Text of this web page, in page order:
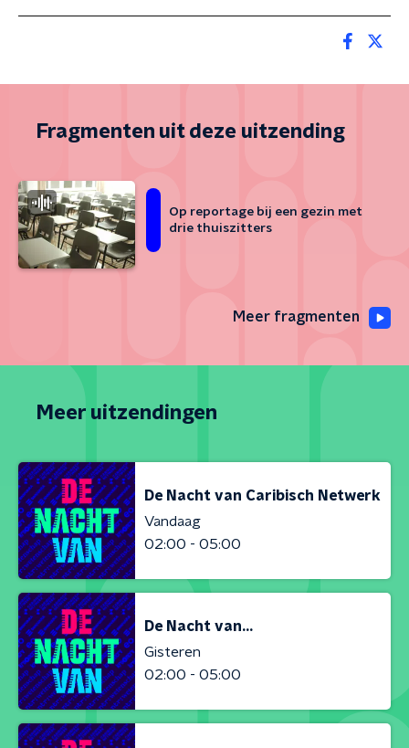
Fragmenten uit deze uitzending
Op reportage bij een gezin met
drie thuiszitters
Meer fragmenten
Meer uitzendingen
De Nacht van Caribisch Netwerk
Vandaag
02:00 - 05:00
De Nacht van...
Gisteren
02:00 - 05:00